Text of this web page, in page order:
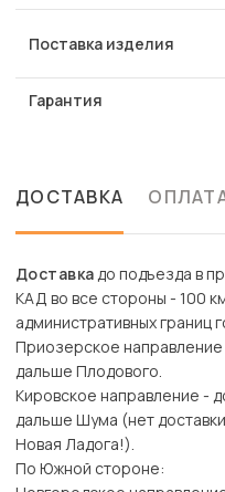
Поставка изделия
Гарантия
ДОСТАВКА
Доставкадо подъезда в
КАД во все стороны - 100
административных границ
Приозерское направление
дальше Плодового.
Кировское направление -
дальше Шума (нет
Новая Ладога!).
По Южной стороне: